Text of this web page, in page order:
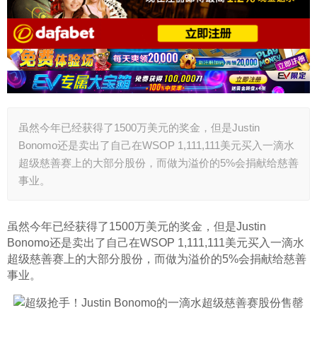
虽然今年已经获得了1500万美元的奖金，但是Justin
Bonomo还是卖出了自己在WSOP 1,111,111美元买入一滴水
超级慈善赛上的大部分股份，而做为溢价的5%会捐献给慈善
事业。
虽然今年已经获得了1500万美元的奖金，但是Justin
Bonomo还是卖出了自己在WSOP 1,111,111美元买入一滴水
超级慈善赛上的大部分股份，而做为溢价的5%会捐献给慈善
事业。